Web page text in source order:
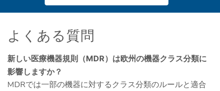
よくある質問
新しい医療機器規則（MDR）は欧州の機器クラス分類に
影響しますか？
MDRでは一部の機器に対するクラス分類のルールと適合